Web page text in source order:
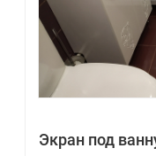
Экран под